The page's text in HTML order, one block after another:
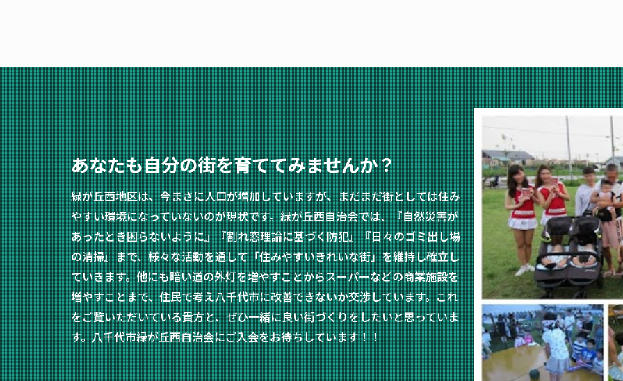
あなたも自分の街を育ててみませんか？
緑が丘西地区は、今まさに人口が増加していますが、まだまだ街としては住み
やすい環境になっていないのが現状です。緑が丘西自治会では、『自然災害が
あったとき困らないように』『割れ窓理論に基づく防犯』『日々のゴミ出し場
の清掃』まで、様々な活動を通して「住みやすいきれいな街」を維持し確立し
ていきます。他にも暗い道の外灯を増やすことからスーパーなどの商業施設を
増やすことまで、住民で考え八千代市に改善できないか交渉しています。これ
をご覧いただいている貴方と、ぜひ一緒に良い街づくりをしたいと思っていま
す。八千代市緑が丘西自治会にご入会をお待ちしています！！